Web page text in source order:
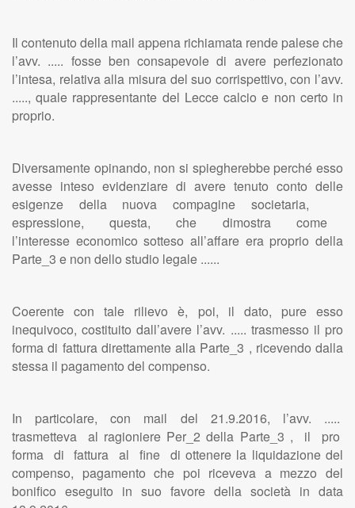
Il contenuto della mail appena richiamata rende palese che
l’avv. ..... fosse ben consapevole di avere perfezionato
l’intesa, relativa alla misura del suo corrispettivo, con l’avv.
....., quale rappresentante del Lecce calcio e non certo in
proprio.
Diversamente opinando, non si spiegherebbe perché esso
avesse inteso evidenziare di avere tenuto conto delle
esigenze della nuova compagine societaria,
espressione, questa, che dimostra come
l’interesse economico sotteso all’affare era proprio della
Parte_3 e non dello studio legale ......
Coerente con tale rilievo è, poi, il dato, pure esso
inequivoco, costituito dall’avere l’avv. ..... trasmesso il pro
forma di fattura direttamente alla Parte_3 , ricevendo dalla
stessa il pagamento del compenso.
In particolare, con mail del 21.9.2016, l’avv. .....
trasmetteva al ragioniere Per_2 della Parte_3 , il pro
forma di fattura al fine di ottenere la liquidazione del
compenso, pagamento che poi riceveva a mezzo del
bonifico eseguito in suo favore della società in data